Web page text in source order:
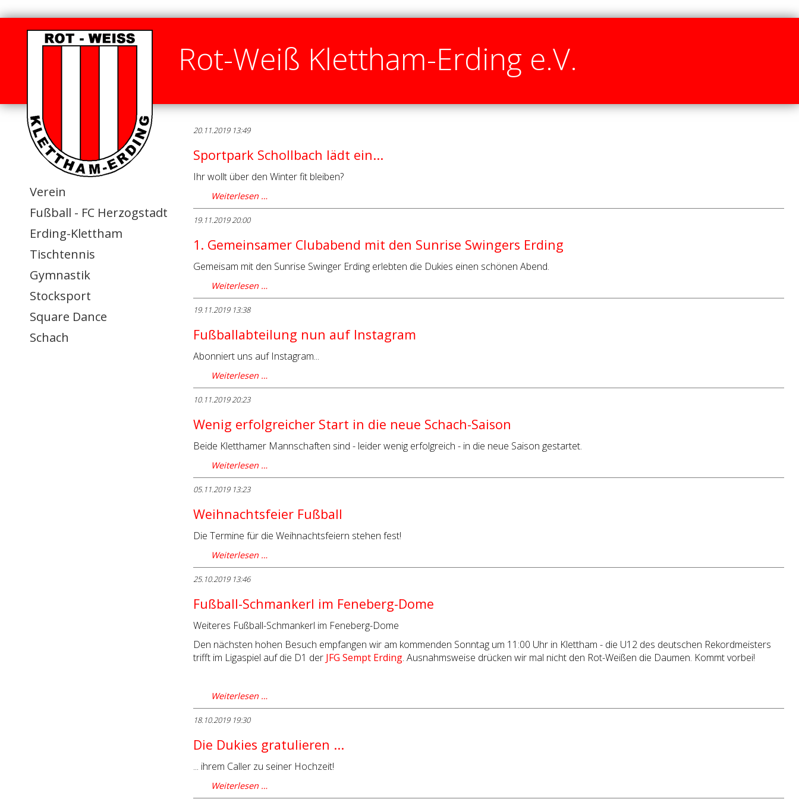
Rot-Weiß Klettham-Erding e.V.
20.11.2019 13:49
Sportpark Schollbach lädt ein...
Ihr wollt über den Winter fit bleiben?
Weiterlesen …
19.11.2019 20:00
1. Gemeinsamer Clubabend mit den Sunrise Swingers Erding
Gemeisam mit den Sunrise Swinger Erding erlebten die Dukies einen schönen Abend.
Weiterlesen …
19.11.2019 13:38
Fußballabteilung nun auf Instagram
Abonniert uns auf Instagram...
Weiterlesen …
10.11.2019 20:23
Wenig erfolgreicher Start in die neue Schach-Saison
Beide Kletthamer Mannschaften sind - leider wenig erfolgreich - in die neue Saison gestartet.
Weiterlesen …
05.11.2019 13:23
Weihnachtsfeier Fußball
Die Termine für die Weihnachtsfeiern stehen fest!
Weiterlesen …
25.10.2019 13:46
Fußball-Schmankerl im Feneberg-Dome
Weiteres Fußball-Schmankerl im Feneberg-Dome
Den nächsten hohen Besuch empfangen wir am kommenden Sonntag um 11:00 Uhr in Klettham - die U12 des deutschen Rekordmeisters
trifft im Ligaspiel auf die D1 der JFG Sempt Erding. Ausnahmsweise drücken wir mal nicht den Rot-Weißen die Daumen. Kommt vorbei!
Weiterlesen …
18.10.2019 19:30
Die Dukies gratulieren ...
... ihrem Caller zu seiner Hochzeit!
Weiterlesen …
Verein
Fußball - FC Herzogstadt
Erding-Klettham
Tischtennis
Gymnastik
Stocksport
Square Dance
Schach